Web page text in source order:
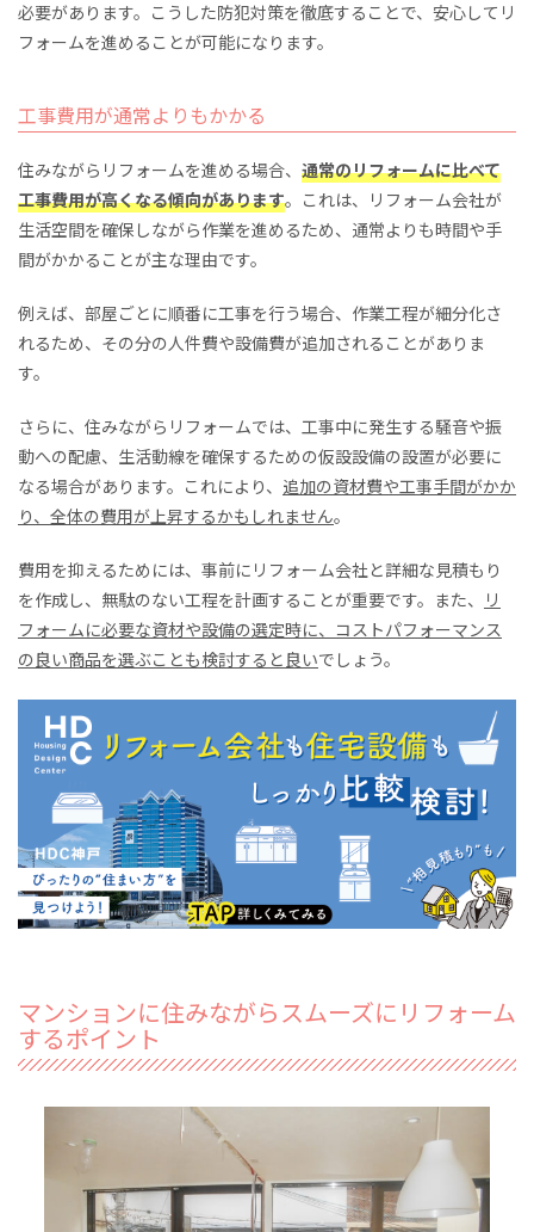
必要があります。こうした防犯対策を徹底することで、安心してリ
フォームを進めることが可能になります。
工事費用が通常よりもかかる
住みながらリフォームを進める場合、 通常のリフォームに比べて
工事費用が高くなる傾向があります。これは、リフォーム会社が
生活空間を確保しながら作業を進めるため、通常よりも時間や手
間がかかることが主な理由です。
例えば、部屋ごとに順番に工事を行う場合、作業工程が細分化さ
れるため、その分の人件費や設備費が追加されることがありま
す。
さらに、住みながらリフォームでは、工事中に発生する騒音や振
動への配慮、生活動線を確保するための仮設設備の設置が必要に
なる場合があります。これにより、 追加の資材費や工事手間がかか
り、全体の費用が上昇するかもしれません。
費用を抑えるためには、事前にリフォーム会社と詳細な見積もり
を作成し、無駄のない工程を計画することが重要です。また、 リ
フォームに必要な資材や設備の選定時に、コストパフォーマンス
の良い商品を選ぶことも検討すると良いでしょう。
マンションに住みながらスムーズにリフォーム
するポイント